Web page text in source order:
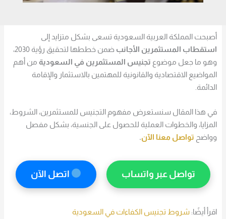
أصبحت المملكة العربية السعودية تسعى بشكل متزايد إلى
استقطاب المستثمرين الأجانب
ضمن خططها لتحقيق رؤية 2030،
وهو ما جعل موضوع تجنيس المستثمرين في السعودية من أهم
المواضيع الاقتصادية والقانونية للمهتمين بالاستثمار والإقامة
الدائمة.
في هذا المقال سنستعرض مفهوم التجنيس للمستثمرين، الشروط،
المزايا، والخطوات العملية للحصول على الجنسية، بشكل مفصل
وواضح تواصل معنا الآن.
تواصل عبر واتساب اتصل الآن
اقرأ أيضًا:شروط تجنيس الكفاءات في السعودية